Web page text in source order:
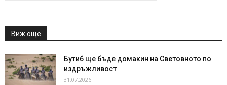
Виж още
Бутиб ще бъде домакин на Световното по
издръжливост
31.07.2026